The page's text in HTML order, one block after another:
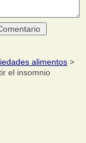
alimentos >
el insomnio